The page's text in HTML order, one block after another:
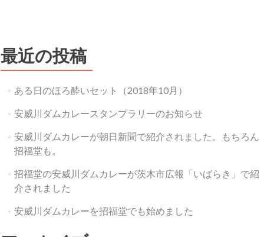
最近の投稿
ある日のほろ酔いセット（2018年10月）
安威川ダムカレースタンプラリーのお知らせ
安威川ダムカレーが朝日新聞で紹介されました。もちろん
招福堂も。
招福堂の安威川ダムカレーが茨木市広報「いばらき」で紹
介されました
安威川ダムカレーを招福堂でも始めました